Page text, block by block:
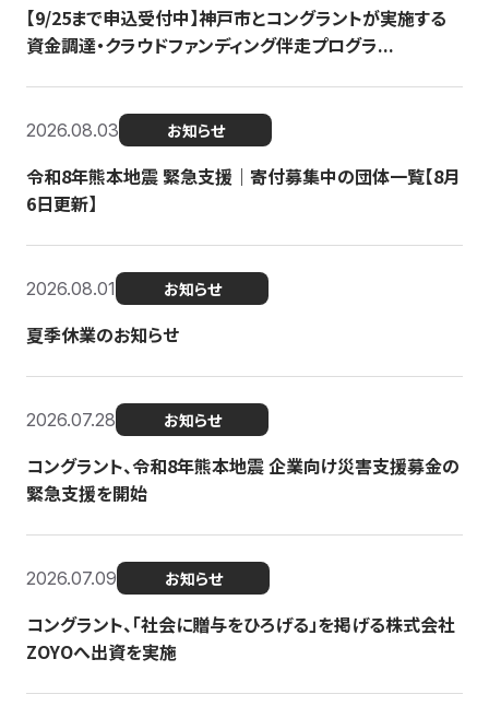
【9/25まで申込受付中】神戸市とコングラントが実施する
資金調達・クラウドファンディング伴走プログラ...
2026.08.03 お知らせ
令和8年熊本地震 緊急支援｜寄付募集中の団体一覧【8月
6日更新】
2026.08.01 お知らせ
夏季休業のお知らせ
2026.07.28 お知らせ
コングラント、令和8年熊本地震 企業向け災害支援募金の
緊急支援を開始
2026.07.09 お知らせ
コングラント、「社会に贈与をひろげる」を掲げる株式会社
ZOYOへ出資を実施